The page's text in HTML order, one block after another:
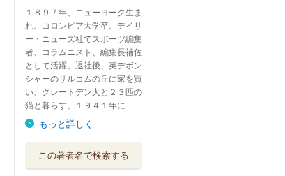
１８９７年、ニューヨーク生ま
れ。コロンビア大学卒。デイリ
ー・ニューズ社でスポーツ編集
者、コラムニスト、編集長補佐
として活躍。退社後、英デボン
シャーのサルコムの丘に家を買
い、グレートデン犬と２３匹の
猫と暮らす。１９４１年に …
もっと詳しく
この著者名で検索する
国会へ行く